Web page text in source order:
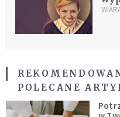
POLECANE